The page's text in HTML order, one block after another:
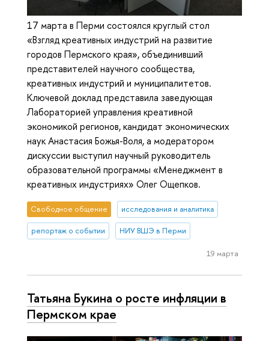
17 марта в Перми состоялся круглый стол
«Взгляд креативных индустрий на развитие
городов Пермского края», объединивший
представителей научного сообщества,
креативных индустрий и муниципалитетов.
Ключевой доклад представила заведующая
Лабораторией управления креативной
экономикой регионов, кандидат экономических
наук Анастасия Божья-Воля, а модератором
дискуссии выступил научный руководитель
образовательной программы «Менеджмент в
креативных индустриях» Олег Ощепков.
Свободное общение исследования и аналитика
репортаж о событии НИУ ВШЭ в Перми
19 марта
Татьяна Букина о росте инфляции в
Пермском крае